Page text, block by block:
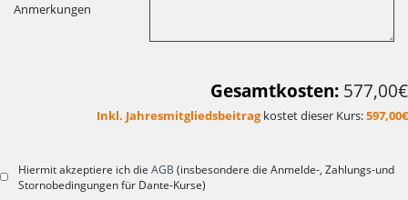
Anmerkungen
Gesamtkosten: 577,00€
Inkl. Jahresmitgliedsbeitragkostet dieser Kurs:597,00€
Hiermit akzeptiere ich dieAGB (insbesondere die Anmelde-, Zahlungs-und
Stornobedingungen für Dante-Kurse)